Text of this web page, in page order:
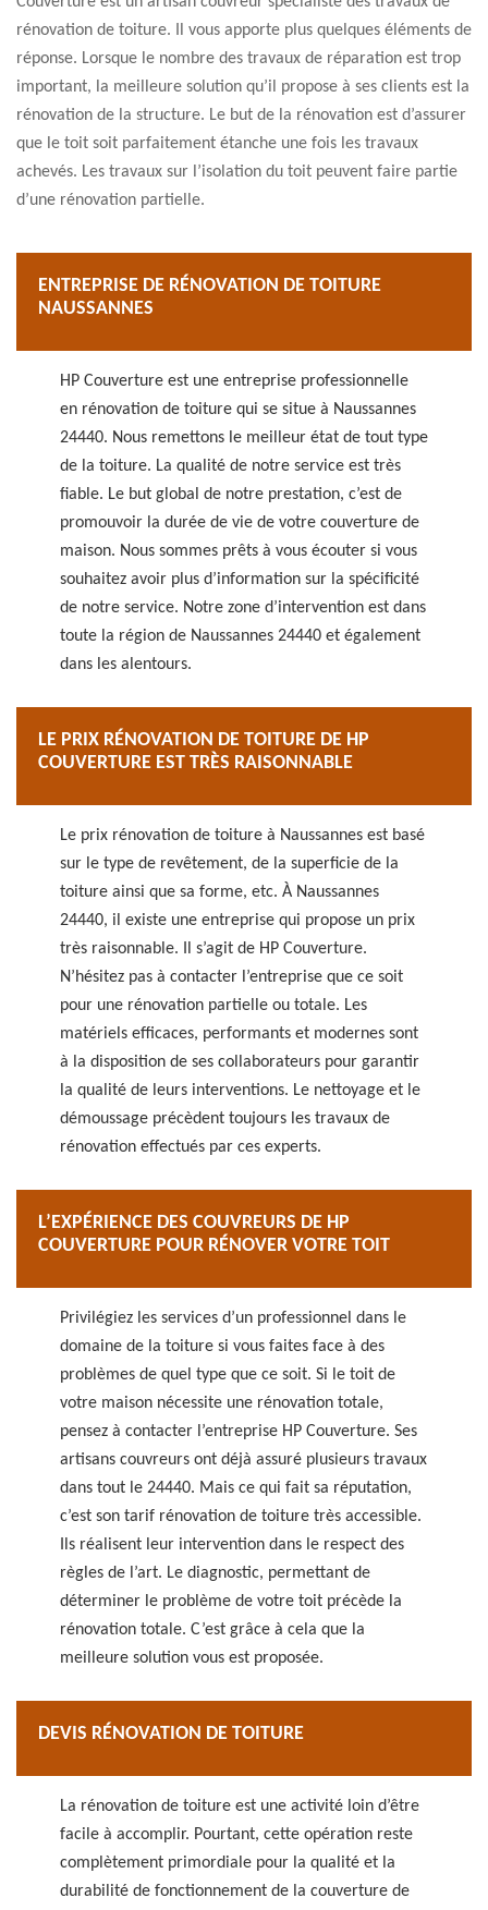
rénovation de toiture. Il vous apporte plus quelques éléments de
réponse. Lorsque le nombre des travaux de réparation est trop
important, la meilleure solution qu’il propose à ses clients est la
rénovation de la structure. Le but de la rénovation est d’assurer
que le toit soit parfaitement étanche une fois les travaux
achevés. Les travaux sur l’isolation du toit peuvent faire partie
d’une rénovation partielle.
ENTREPRISE DE RÉNOVATION DE TOITURE
NAUSSANNES
HP Couverture est une entreprise professionnelle
en rénovation de toiture qui se situe à Naussannes
24440. Nous remettons le meilleur état de tout type
de la toiture. La qualité de notre service est très
fiable. Le but global de notre prestation, c’est de
promouvoir la durée de vie de votre couverture de
maison. Nous sommes prêts à vous écouter si vous
souhaitez avoir plus d’information sur la spécificité
de notre service. Notre zone d’intervention est dans
toute la région de Naussannes 24440 et également
dans les alentours.
LE PRIX RÉNOVATION DE TOITURE DE HP
COUVERTURE EST TRÈS RAISONNABLE
Le prix rénovation de toiture à Naussannes est basé
sur le type de revêtement, de la superficie de la
toiture ainsi que sa forme, etc. À Naussannes
24440, il existe une entreprise qui propose un prix
très raisonnable. Il s’agit de HP Couverture.
N’hésitez pas à contacter l’entreprise que ce soit
pour une rénovation partielle ou totale. Les
matériels efficaces, performants et modernes sont
à la disposition de ses collaborateurs pour garantir
la qualité de leurs interventions. Le nettoyage et le
démoussage précèdent toujours les travaux de
rénovation effectués par ces experts.
L’EXPÉRIENCE DES COUVREURS DE HP
COUVERTURE POUR RÉNOVER VOTRE TOIT
Privilégiez les services d’un professionnel dans le
domaine de la toiture si vous faites face à des
problèmes de quel type que ce soit. Si le toit de
votre maison nécessite une rénovation totale,
pensez à contacter l’entreprise HP Couverture. Ses
artisans couvreurs ont déjà assuré plusieurs travaux
dans tout le 24440. Mais ce qui fait sa réputation,
c’est son tarif rénovation de toiture très accessible.
Ils réalisent leur intervention dans le respect des
règles de l’art. Le diagnostic, permettant de
déterminer le problème de votre toit précède la
rénovation totale. C’est grâce à cela que la
meilleure solution vous est proposée.
DEVIS RÉNOVATION DE TOITURE
La rénovation de toiture est une activité loin d’être
facile à accomplir. Pourtant, cette opération reste
complètement primordiale pour la qualité et la
durabilité de fonctionnement de la couverture de